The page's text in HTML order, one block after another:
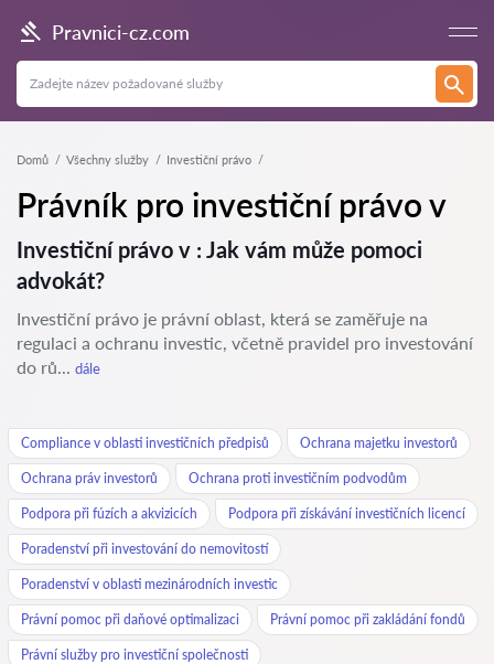
Pravnici-cz.com
Domů Všechny služby Investiční právo
Právník pro investiční právo v
Investiční právo v : Jak vám může pomoci
advokát?
Investiční právo je právní oblast, která se zaměřuje na
regulaci a ochranu investic, včetně pravidel pro investování
do rů... dále
Compliance v oblasti investičních předpisů Ochrana majetku investorů
Ochrana práv investorů Ochrana proti investičním podvodům
Podpora při fúzích a akvizicích Podpora při získávání investičních licencí
Poradenství při investování do nemovitostí
Poradenství v oblasti mezinárodních investic
Právní pomoc při daňové optimalizaci Právní pomoc při zakládání fondů
Právní služby pro investiční společnosti